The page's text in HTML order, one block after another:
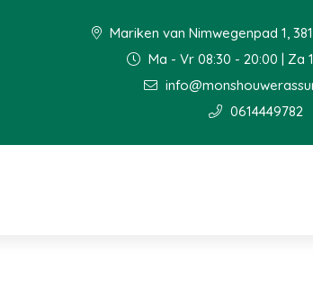
Mariken van Nimwegenpad 1,
Ma - Vr 08:30 - 20:00 | Za
0614449782